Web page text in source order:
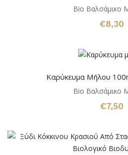
Bio Βαλσάμικο
€8,30
Καρύκευμα Μήλου
Bio Βαλσάμικο
€7,50